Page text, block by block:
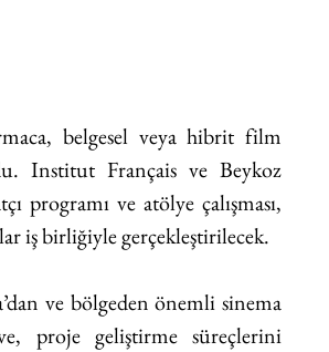
belgesel veya hibrit film
Institut Français ve Beykoz
programı ve atölye çalışması,
iş birliğiyle gerçekleştirilecek.
ve bölgeden önemli sinema
proje geliştirme süreçlerini